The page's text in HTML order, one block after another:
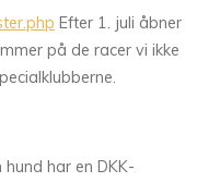
Efter 1. juli åbner
på de racer vi ikke
har en DKK-